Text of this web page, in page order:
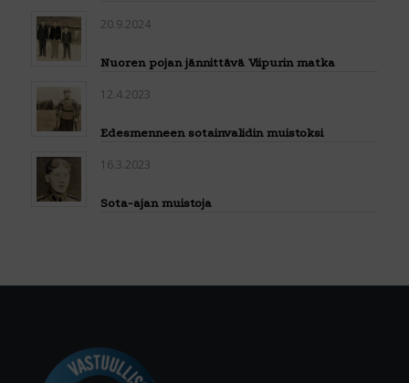
20.9.2024
Nuoren pojan jännittävä Viipurin matka
12.4.2023
Edesmenneen sotainvalidin muistoksi
16.3.2023
Sota-ajan muistoja